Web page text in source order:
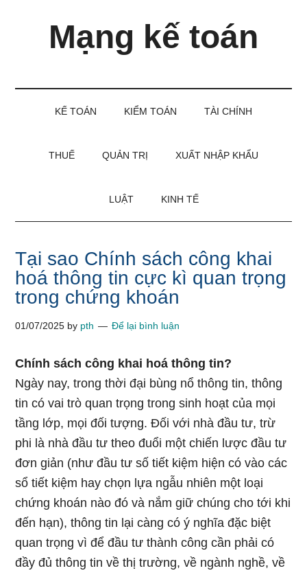
Mạng kế toán
KẾ TOÁN KIỂM TOÁN TÀI CHÍNH
THUẾ QUẢN TRỊ XUẤT NHẬP KHẨU
LUẬT KINH TẾ
Tại sao Chính sách công khai
hoá thông tin cực kì quan trọng
trong chứng khoán
01/07/2025 by pth Để lại bình luận
Chính sách công khai hoá thông tin?
Ngày nay, trong thời đại bùng nổ thông tin, thông
tin có vai trò quan trọng trong sinh hoạt của mọi
tầng lớp, mọi đối tượng. Đối với nhà đầu tư, trừ
phi là nhà đầu tư theo đuổi một chiến lược đầu tư
đơn giản (như đầu tư số tiết kiệm hiện có vào các
sổ tiết kiệm hay chọn lựa ngẫu nhiên một loại
chứng khoán nào đó và nắm giữ chúng cho tới khi
đến hạn), thông tin lại càng có ý nghĩa đặc biệt
quan trọng vì để đầu tư thành công cần phải có
đầy đủ thông tin về thị trường, về ngành nghề, về